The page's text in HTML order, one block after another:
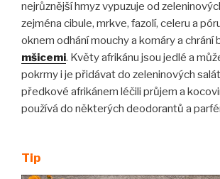
nejrůznější hmyz vypuzuje od
zejména cibule, mrkve, fazolí, celeru a
oknem odhání mouchy a komáry a chrání
mšicemi. Květy afrikánu jsou jedlé a
pokrmy i je přidávat do zeleninových
předkové afrikánem léčili průjem a
používá do některých deodorantů a
Tip